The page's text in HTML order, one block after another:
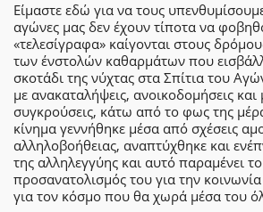
Είμαστε εδώ για να τους
αγώνες μας δεν έχουν τίποτα να
«τελεσίγραφα» καίγονται στους
των ένστολών καθαρμάτων που
σκοτάδι της νύχτας στα Σπίτια του
με ανακαταλήψεις, ανοικοδομήσεις και
συγκρούσεις, κάτω από το φως της
κίνημα γεννήθηκε μέσα από σχέσεις
αλληλοβοήθειας, αναπτύχθηκε και
της αλληλεγγύης και αυτό παραμένει
προσανατολισμός του για την
για τον κόσμο που θα χωρά μέσα του